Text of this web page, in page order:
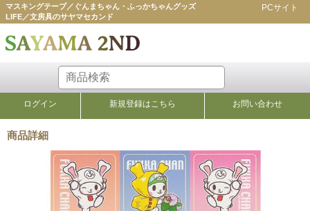
マスキングテープ／ぐんまちゃん・ふっかちゃんグッズ
LIFE／文房具のサヤマセカンド
PCサイト
ログイン 新規登録はこちら お問い合わせ
商品詳細